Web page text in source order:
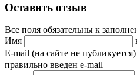
Оставить отзыв
Все поля обязательны к
Имя
E-mail (на сайте не публикуется)
правильно введен e-mail